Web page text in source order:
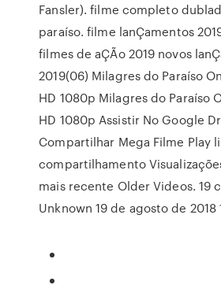
Fansler). filme completo
paraíso. filme lanÇamentos
filmes de aÇÃo 2019 novos
2019(06) Milagres do Paraíso
HD 1080p Milagres do Paraíso
HD 1080p Assistir No Google
Compartilhar Mega Filme Play
compartilhamento
mais recente Older Videos. 19
Unknown 19 de agosto de 2018